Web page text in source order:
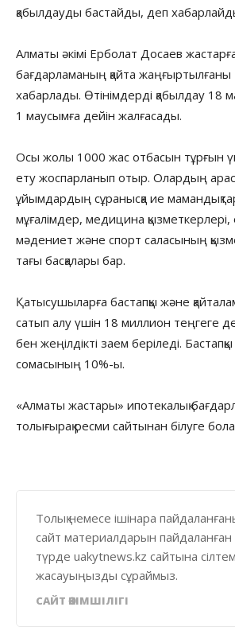
қабылдауды бастайды, деп
Алматы әкімі Ерболат Досаев жастарға
бағдарламаның қайта жаңғыртылғаны
хабарлады. Өтінімдерді қабылдау 18
1 маусымға дейін жалғасады.
Осы жолы 1000 жас отбасын тұрғын
ету жоспарланып отыр. Олардың
ұйымдардың сұранысқа ие
мұғалімдер, медицина
мәдениет және спорт саласының
тағы басқалары бар.
Қатысушыларға бастапқы және
сатып алу үшін 18 миллион теңгеге
бен жеңілдікті заем беріледі.
сомасының 10%-ы.
«Алматы жастары» ипотекалық
толығырақ ресми сайтынан білуге
Толық немесе ішінара
сайт материалдарын пайдаланған
түрде uakytnews.kz сайтына
жасауыңызды сұраймыз.
САЙТ ӘКІМШІЛІГІ